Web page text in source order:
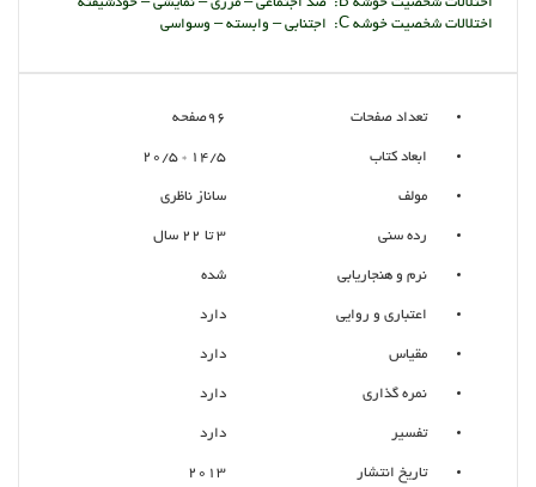
اختلالات شخصیت خوشه B: ضد اجتماعی – مرزی – نمایشی – خودشیفته
اختلالات شخصیت خوشه C: اجتنابی – وابسته – وسواسی
تعداد صفحات 96صفحه
ابعاد کتاب 14/5 * 20/5
مولف ساناز ناظری
رده سنی 3 تا 22 سال
نرم و هنجاریابی شده
اعتباری و روایی دارد
مقیاس دارد
نمره گذاری دارد
تفسیر دارد
تاریخ انتشار 2013